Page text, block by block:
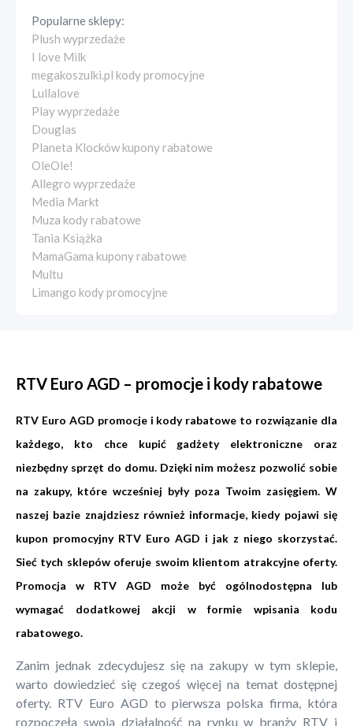
Popularne sklepy:
Plush wyprzedaże
I love Milk
megakoszulki.pl kody promocyjne
Lullalove
Play wyprzedaże
Douglas
Planeta Klocków kupony rabatowe
OleOle!
Allegro wyprzedaże
Media Markt
Muza kody rabatowe
Tania Książka
MamaGama kupony rabatowe
Multu
Limango kody promocyjne
RTV Euro AGD – promocje i kody rabatowe
RTV Euro AGD promocje i kody rabatowe to rozwiązanie dla
każdego, kto chce kupić gadżety elektroniczne oraz
niezbędny sprzęt do domu. Dzięki nim możesz pozwolić sobie
na zakupy, które wcześniej były poza Twoim zasięgiem. W
naszej bazie znajdziesz również informacje, kiedy pojawi się
kupon promocyjny RTV Euro AGD i jak z niego skorzystać.
Sieć tych sklepów oferuje swoim klientom atrakcyjne oferty.
Promocja w RTV AGD może być ogólnodostępna lub
wymagać dodatkowej akcji w formie wpisania kodu
rabatowego.
Zanim jednak zdecydujesz się na zakupy w tym sklepie,
warto dowiedzieć się czegoś więcej na temat dostępnej
oferty. RTV Euro AGD to pierwsza polska firma, która
rozpoczęła swoją działalność na rynku w branży RTV i